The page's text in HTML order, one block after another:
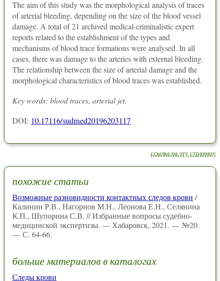
The aim of this study was the morphological analysis of traces
of arterial bleeding, depending on the size of the blood vessel
damage. A total of 21 archived medical-criminalistic expert
reports related to the establishment of the types and
mechanisms of blood trace formations were analysed. In all
cases, there was damage to the arteries with external bleeding.
The relationship between the size of arterial damage and the
morphological characteristics of blood traces was established.
Key words: blood traces, arterial jet.
DOI: 10.17116/sudmed20196203117
ссылка на эту страницу
похожие статьи
Возможные разновидности контактных следов крови /
Калинин Р.В., Нагорнов М.Н., Леонова Е.Н., Селянина
К.П., Шупорина С.В. // Избранные вопросы судебно-
медицинской экспертизы. — Хабаровск, 2021. — №20.
— С. 64-66.
больше материалов в каталогах
Следы крови